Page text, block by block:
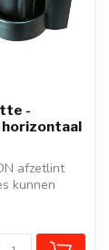
-
afzetlint
kunnen